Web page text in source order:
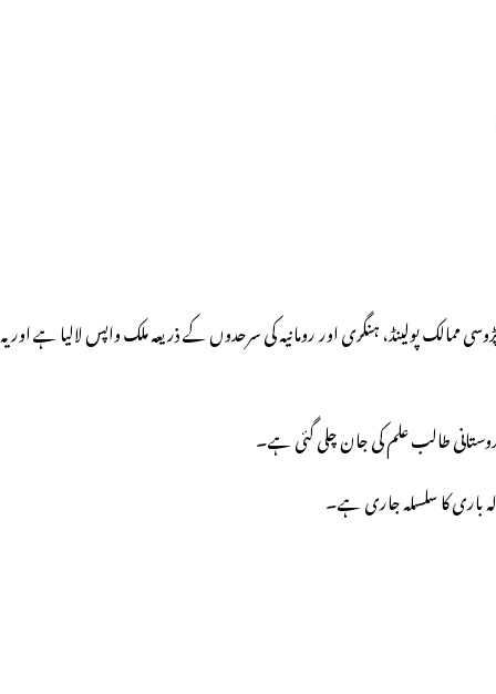
حکومت نے یوکرین کے پڑوسی ممالک پولینڈ، ہنگری اور رومانیہ کی سرحدوں کے ذریعہ ملک واپس لالیا ہے اور یہ
طالب علم کی جان چلی گئی ہے۔
باری کا سلسلہ جاری ہے۔